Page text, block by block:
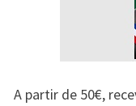
A partir de 50€,